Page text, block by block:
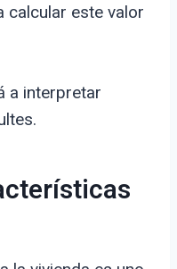
calcular este valor
a interpretar